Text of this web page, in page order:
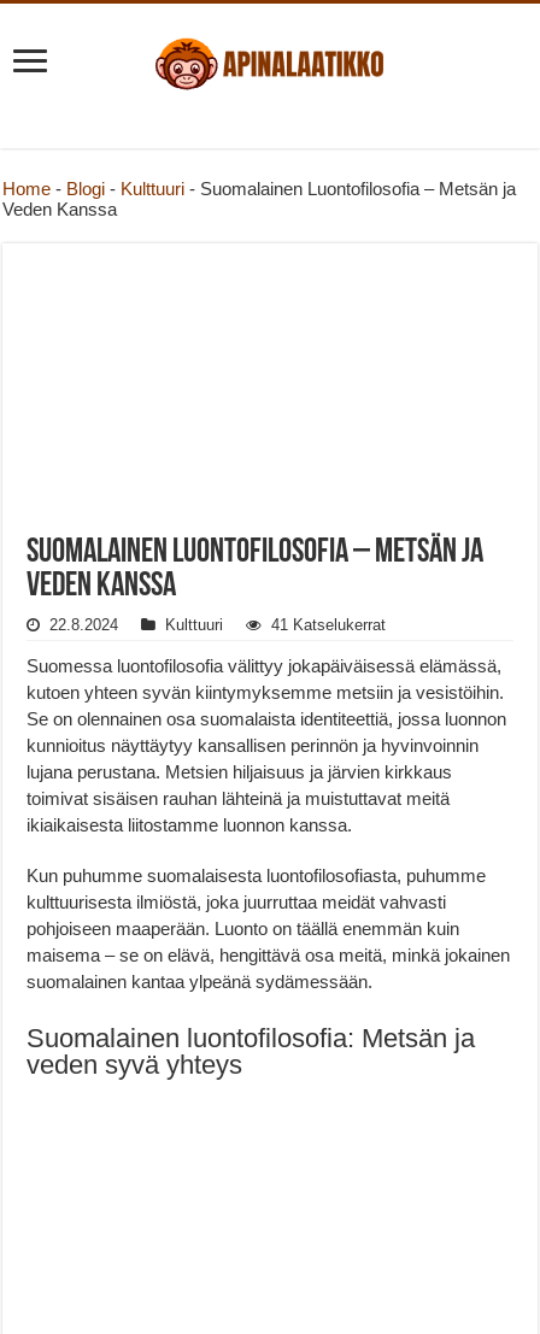
Home - Blogi - Kulttuuri - Suomalainen Luontofilosofia – Metsän ja
Veden Kanssa
Suomalainen Luontofilosofia – Metsän ja
Veden Kanssa
22.8.2024 Kulttuuri 41 Katselukerrat
Suomessa luontofilosofia välittyy jokapäiväisessä elämässä,
kutoen yhteen syvän kiintymyksemme metsiin ja vesistöihin.
Se on olennainen osa suomalaista identiteettiä, jossa luonnon
kunnioitus näyttäytyy kansallisen perinnön ja hyvinvoinnin
lujana perustana. Metsien hiljaisuus ja järvien kirkkaus
toimivat sisäisen rauhan lähteinä ja muistuttavat meitä
ikiaikaisesta liitostamme luonnon kanssa.
Kun puhumme suomalaisesta luontofilosofiasta, puhumme
kulttuurisesta ilmiöstä, joka juurruttaa meidät vahvasti
pohjoiseen maaperään. Luonto on täällä enemmän kuin
maisema – se on elävä, hengittävä osa meitä, minkä jokainen
suomalainen kantaa ylpeänä sydämessään.
Suomalainen luontofilosofia: Metsän ja
veden syvä yhteys